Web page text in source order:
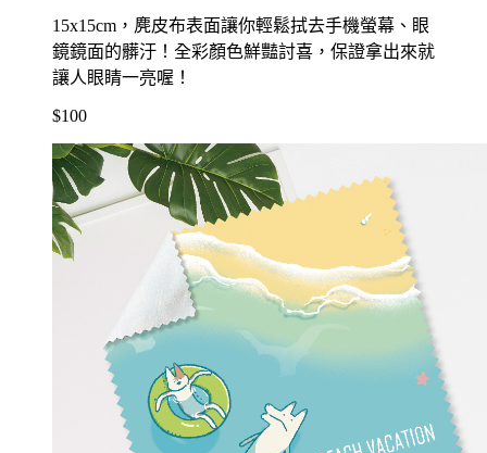
15x15cm，麂皮布表面讓你輕鬆拭去手機螢幕、眼
鏡鏡面的髒汙！全彩顏色鮮豔討喜，保證拿出來就
讓人眼睛一亮喔！
$100